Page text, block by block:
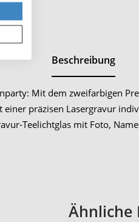
Beschreibung
Mit dem zweifarbigen
präzisen Lasergravur
Teelichtglas mit Foto,
Ähnliche